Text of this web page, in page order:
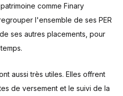
comme Finary
l'ensemble de ses PER
ses autres placements, pour
aussi très utiles. Elles offrent
de versement et le suivi de la